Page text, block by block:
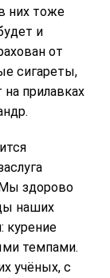
них тоже
и
от
сигареты,
прилавках
здорово
наших
курение
темпами.
учёных, с